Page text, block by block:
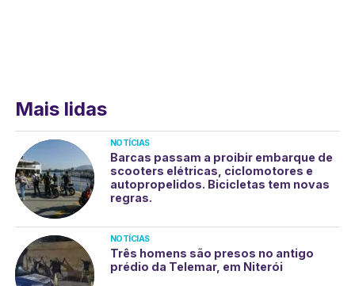
Mais lidas
NOTÍCIAS
Barcas passam a proibir embarque de
scooters elétricas, ciclomotores e
autopropelidos. Bicicletas tem novas
regras.
NOTÍCIAS
Três homens são presos no antigo
prédio da Telemar, em Niterói